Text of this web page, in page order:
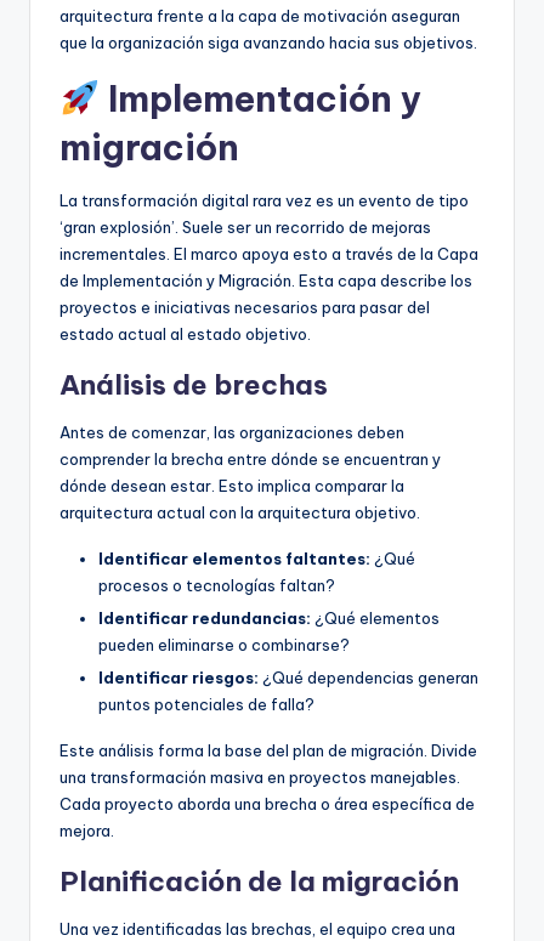
arquitectura frente a la capa de motivación aseguran
que la organización siga avanzando hacia sus objetivos.
Implementación y
migración
La transformación digital rara vez es un evento de tipo
‘gran explosión’. Suele ser un recorrido de mejoras
incrementales. El marco apoya esto a través de la Capa
de Implementación y Migración. Esta capa describe los
proyectos e iniciativas necesarios para pasar del
estado actual al estado objetivo.
Análisis de brechas
Antes de comenzar, las organizaciones deben
comprender la brecha entre dónde se encuentran y
dónde desean estar. Esto implica comparar la
arquitectura actual con la arquitectura objetivo.
Identificar elementos faltantes: ¿Qué
procesos o tecnologías faltan?
Identificar redundancias: ¿Qué elementos
pueden eliminarse o combinarse?
Identificar riesgos: ¿Qué dependencias generan
puntos potenciales de falla?
Este análisis forma la base del plan de migración. Divide
una transformación masiva en proyectos manejables.
Cada proyecto aborda una brecha o área específica de
mejora.
Planificación de la migración
Una vez identificadas las brechas, el equipo crea una